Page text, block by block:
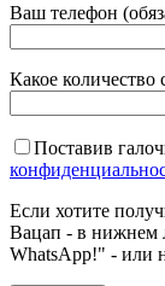
Ваш телефон
Какое
Поставив
Если хотите
Вацап - в нижнем
WhatsApp!" - или